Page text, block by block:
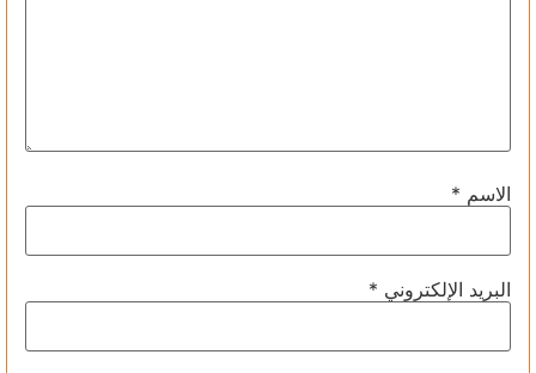
الاسم *
البريد الإلكتروني *